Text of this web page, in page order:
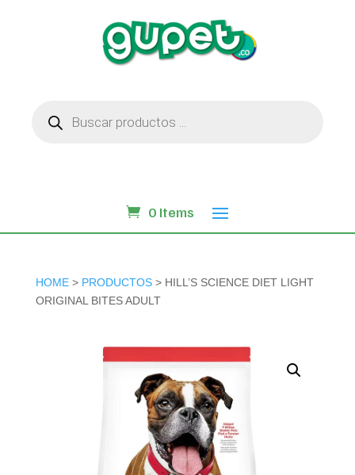
productos
0 Items
HOME> PRODUCTOS> HILL’S SCIENCE DIET LIGHT
ORIGINAL BITES ADULT